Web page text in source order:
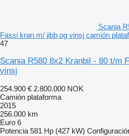
Scania
Fassi kran m/ jibb og vinsj camión
47
Scania R580 8x2 Kranbil - 80 t/m
vinsj
254.900 € 2.800.000 NOK
Camión plataforma
2015
256.000 km
Euro 6
Potencia 581 Hp (427 kW)